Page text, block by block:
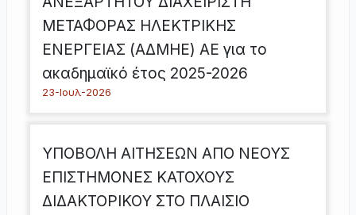
ΜΕΤΑΦΟΡΑΣ ΗΛΕΚΤΡΙΚΗΣ
ΕΝΕΡΓΕΙΑΣ (ΑΔΜΗΕ) ΑΕ για το
ακαδημαϊκό έτος 2025-2026
23-Ιουλ-2026
ΥΠΟΒΟΛΗ ΑΙΤΗΣΕΩΝ ΑΠΟ ΝΕΟΥΣ
ΕΠΙΣΤΗΜΟΝΕΣ ΚΑΤΟΧΟΥΣ
ΔΙΔΑΚΤΟΡΙΚΟΥ ΣΤΟ ΠΛΑΙΣΙΟ